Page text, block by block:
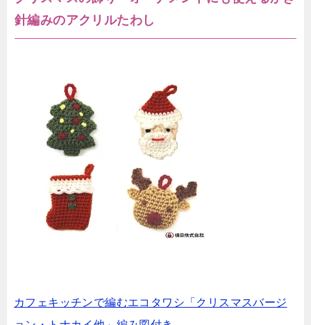
針編みのアクリルたわし
カフェキッチンで編むエコタワシ「クリスマスバージ